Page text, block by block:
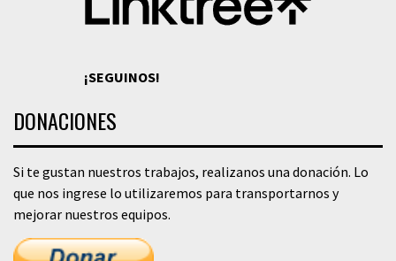
¡SEGUINOS!
DONACIONES
Si te gustan nuestros trabajos, realizanos una donación. Lo
que nos ingrese lo utilizaremos para transportarnos y
mejorar nuestros equipos.